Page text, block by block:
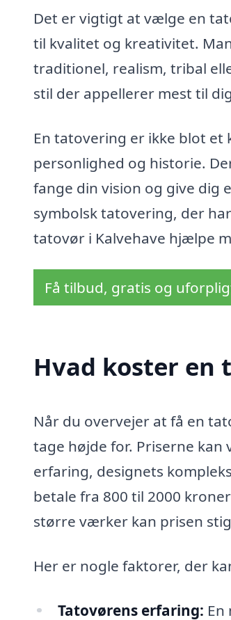
Det er vigtigt at vælge en
til kvalitet og kreativitet.
traditionel, realism, tribal
stil der appellerer mest til
En tatovering er ikke blot
personlighed og historie.
fange din vision og give dig
symbolsk tatovering, der
tatovør i Kalvehave hjælpe
Få tilbud, gratis og
Hvad koster en
Når du overvejer at få en
tage højde for. Priserne
erfaring, designets
betale fra 800 til 2000
større værker kan prisen
Her er nogle faktorer, der
Tatovørens erfaring: